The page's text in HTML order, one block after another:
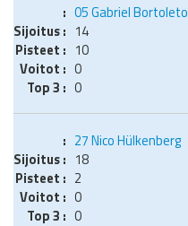
05Gabriel Bortoleto
14
10
0
0
27Nico Hülkenberg
18
2
0
0